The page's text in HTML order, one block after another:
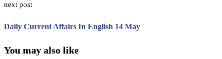
next post
Daily Current Affairs In English 14 May
You may also like